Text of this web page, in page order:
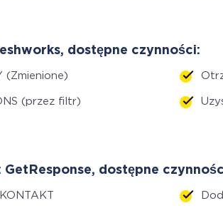
dostępne czynności:
(Zmienione)
(przez filtr)
dostępne